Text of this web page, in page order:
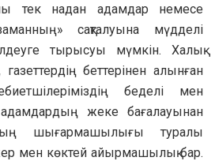
тек надан адамдар немесе
сақталуына мүдделі
тырысуы мүмкін. Халық
газеттердің беттерінен алынған
беделі мен
адамдардың жеке бағалауынан
шығармашылығы туралы
мен көктей айырмашылық бар.